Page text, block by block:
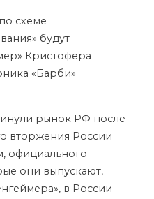
схеме
будут
Кристофера
«Барби»
рынок РФ после
вторжения России
официального
они выпускают,
в России